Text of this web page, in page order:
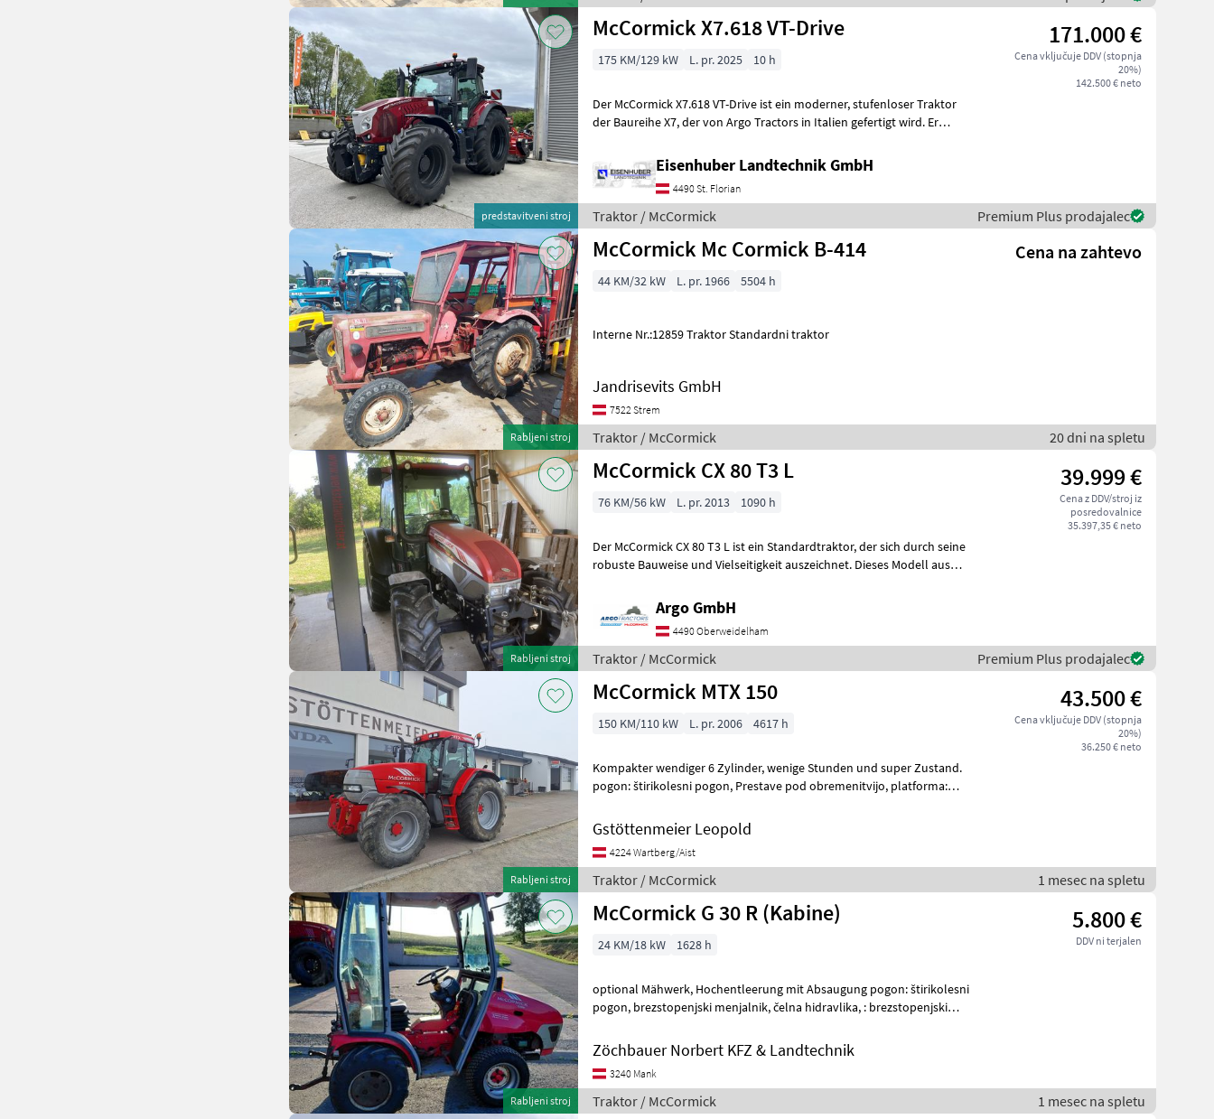
predstavitveni stroj
McCormick X7.618 VT-Drive 171.000 €
Cena vključuje DDV (stopnja
20%)
142.500 € neto
175 KM/129 kW L. pr. 2025 10 h
Der McCormick X7.618 VT-Drive ist ein moderner, stufenloser Traktor
der Baureihe X7, der von Argo Tractors in Italien gefertigt wird. Er
Eisenhuber Landtechnik GmbH
4490 St. Florian
Traktor / McCormick Premium Plus prodajalec
Rabljeni stroj
McCormick Mc Cormick B-414 Cena na zahtevo
44 KM/32 kW L. pr. 1966 5504 h
Interne Nr.:12859 Traktor Standardni traktor
Jandrisevits GmbH
7522 Strem
Traktor / McCormick 20 dni na spletu
Rabljeni stroj
McCormick CX 80 T3 L 39.999 €
Cena z DDV/stroj iz
posredovalnice
35.397,35 € neto
76 KM/56 kW L. pr. 2013 1090 h
Der McCormick CX 80 T3 L ist ein Standardtraktor, der sich durch seine
robuste Bauweise und Vielseitigkeit auszeichnet. Dieses Modell aus
Argo GmbH
4490 Oberweidelham
Traktor / McCormick Premium Plus prodajalec
Rabljeni stroj
McCormick MTX 150 43.500 €
Cena vključuje DDV (stopnja
20%)
36.250 € neto
150 KM/110 kW L. pr. 2006 4617 h
Kompakter wendiger 6 Zylinder, wenige Stunden und super Zustand.
pogon: štirikolesni pogon, Prestave pod obremenitvijo, platforma:
Gstöttenmeier Leopold
4224 Wartberg/Aist
Traktor / McCormick 1 mesec na spletu
Rabljeni stroj
McCormick G 30 R (Kabine) 5.800 €
DDV ni terjalen
24 KM/18 kW 1628 h
optional Mähwerk, Hochentleerung mit Absaugung pogon: štirikolesni
pogon, brezstopenjski menjalnik, čelna hidravlika, : brezstopenjski
Zöchbauer Norbert KFZ & Landtechnik
3240 Mank
Traktor / McCormick 1 mesec na spletu